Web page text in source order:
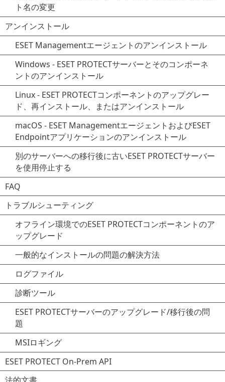
ト名の変更
アンインストール
ESET Managementエージェントのアンインストール
Windows - ESET PROTECTサーバーとそのコンポーネ
ントのアンインストール
Linux - ESET PROTECTコンポーネントのアップグレー
ド、再インストール、またはアンインストール
macOS - ESET ManagementエージェントおよびESET
Endpointアプリケーションのアンインストール
別のサーバーへの移行後に古いESET PROTECTサーバー
を使用停止する
FAQ
トラブルシューティング
オフライン環境でのESET PROTECTコンポーネントのア
ップグレード
一般的なインストールの問題の解決方法
ログファイル
診断ツール
ESET PROTECTサーバーのアップグレード/移行後の問
題
MSIロギング
ESET PROTECT On-Prem API